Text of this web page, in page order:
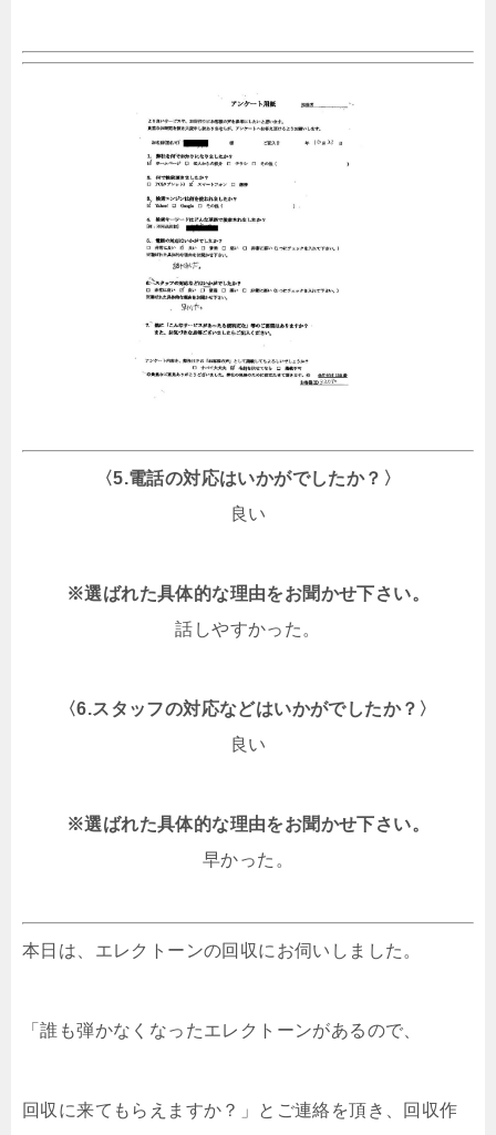
〈5.電話の対応はいかがでしたか？〉
良い
※選ばれた具体的な理由をお聞かせ下さい。
話しやすかった。
〈6.スタッフの対応などはいかがでしたか？〉
良い
※選ばれた具体的な理由をお聞かせ下さい。
早かった。
本日は、エレクトーンの回収にお伺いしました。
「誰も弾かなくなったエレクトーンがあるので、
回収に来てもらえますか？」とご連絡を頂き、回収作